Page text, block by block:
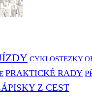
CYKLOSTEZKY
PRAKTICKÉ RADY
Z CEST